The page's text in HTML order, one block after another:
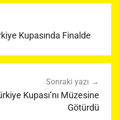
Kupasında Finalde
Sonraki yazı
Kupası’nı Müzesine
Götürdü